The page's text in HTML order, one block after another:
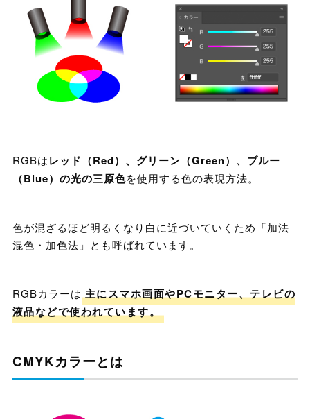
RGBはレッド（Red）、グリーン（Green）、ブルー
（Blue）の光の三原色を使用する色の表現方法。
色が混ざるほど明るくなり白に近づいていくため「加法
混色・加色法」とも呼ばれています。
RGBカラーは 主にスマホ画面やPCモニター、テレビの
液晶などで使われています。
CMYKカラーとは